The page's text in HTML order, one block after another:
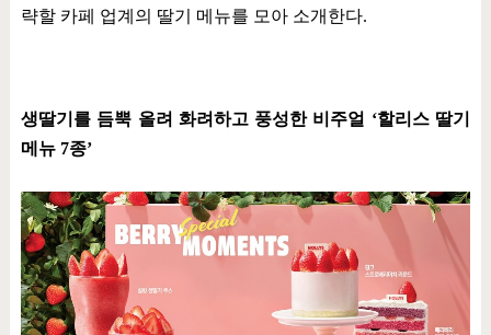
략할 카페 업계의 딸기 메뉴를 모아 소개한다.
생딸기를 듬뿍 올려 화려하고 풍성한 비주얼 ‘할리스 딸기
메뉴 7종’